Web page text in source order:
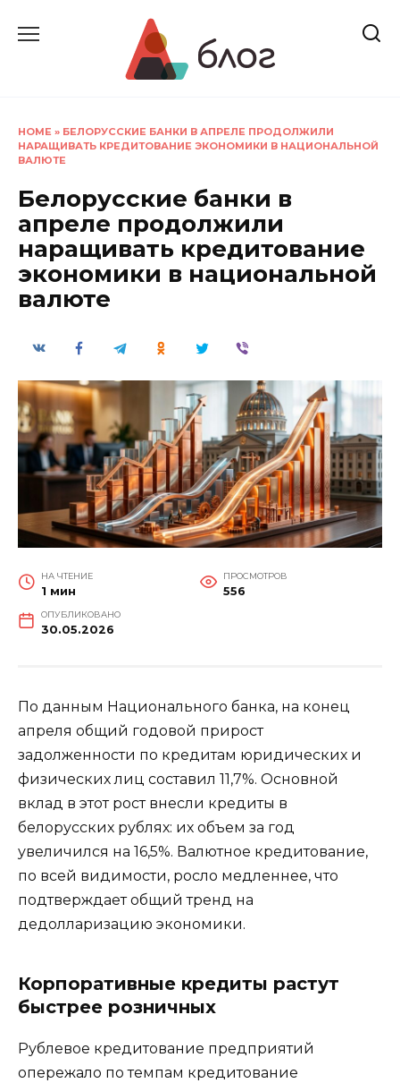
HOME » БЕЛОРУССКИЕ БАНКИ В АПРЕЛЕ ПРОДОЛЖИЛИ
НАРАЩИВАТЬ КРЕДИТОВАНИЕ ЭКОНОМИКИ В НАЦИОНАЛЬНОЙ
ВАЛЮТЕ
Белорусские банки в
апреле продолжили
наращивать кредитование
экономики в национальной
валюте
НА ЧТЕНИЕ
1 мин
ПРОСМОТРОВ
556
ОПУБЛИКОВАНО
30.05.2026
По данным Национального банка, на конец
апреля общий годовой прирост
задолженности по кредитам юридических и
физических лиц составил 11,7%. Основной
вклад в этот рост внесли кредиты в
белорусских рублях: их объем за год
увеличился на 16,5%. Валютное кредитование,
по всей видимости, росло медленнее, что
подтверждает общий тренд на
дедолларизацию экономики.
Корпоративные кредиты растут
быстрее розничных
Рублевое кредитование предприятий
опережало по темпам кредитование